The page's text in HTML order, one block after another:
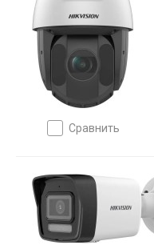
сравнить